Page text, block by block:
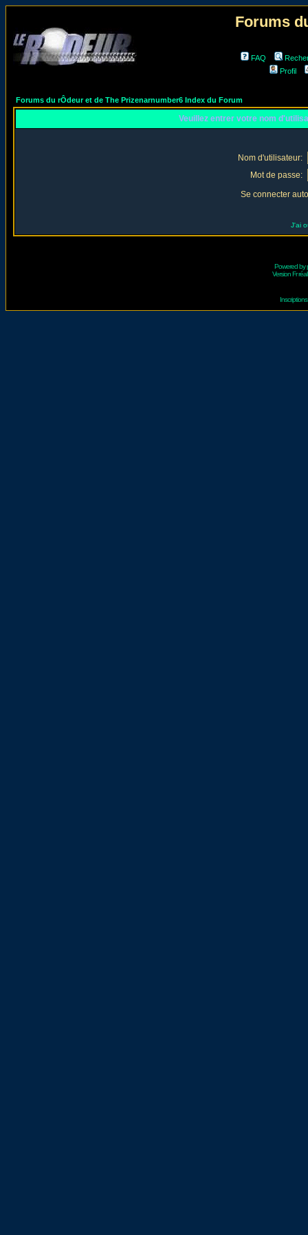
Forums
FAQ
Profil
Forums du rÔdeur et de The Prizenarnumber6 Index du Forum
Veuillez entrer votre nom
Nom d'utilisateur:
Mot de passe:
Se connecter
J'ai
Powered by
Version Fr